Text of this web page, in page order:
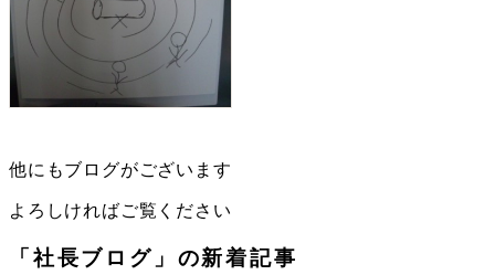
他にもブログがございます
よろしければご覧ください
「社長ブログ」の新着記事